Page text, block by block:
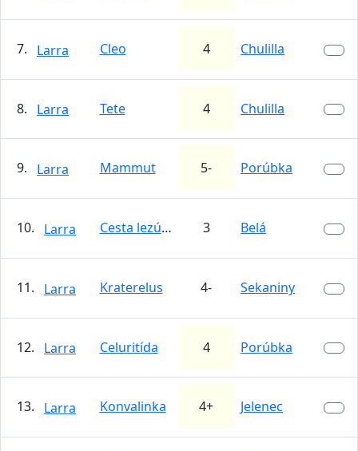
7. Larra Cleo 4 Chulilla
8. Larra Tete 4 Chulilla
9. Larra Mammut 5- Porúbka
10. Larra Cesta lezúňov 3 Belá
11. Larra Kraterelus 4- Sekaniny
12. Larra Celuritída 4 Porúbka
13. Larra Konvalinka 4+ Jelenec